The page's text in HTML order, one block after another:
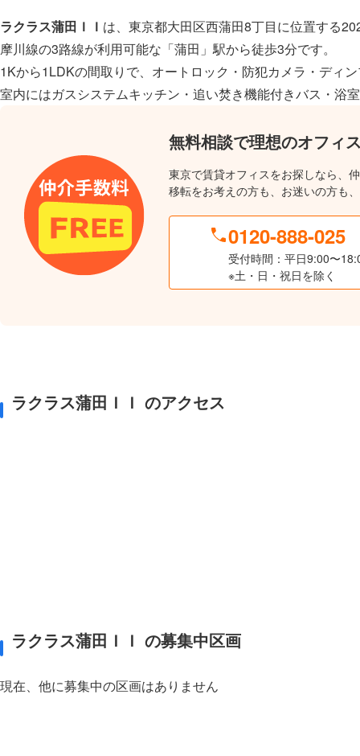
ラクラス蒲田ＩＩ は、東京都大田区西蒲田8丁目に位置する
摩川線の3路線が利用可能な「蒲田」駅から徒歩3分です。
1Kから1LDKの間取りで、オートロック・防犯カメラ・ディ
室内にはガスシステムキッチン・追い焚き機能付きバス・浴
無料相談で理想のオフィ
東京で賃貸オフィスをお探しなら、
移転をお考えの方も、お迷いの方も
0120-888-025
受付時間：平日9:00〜
※土・日・祝日を除く
ラクラス蒲田ＩＩ のアクセス
ラクラス蒲田ＩＩ の募集中区画
現在、他に募集中の区画はありません